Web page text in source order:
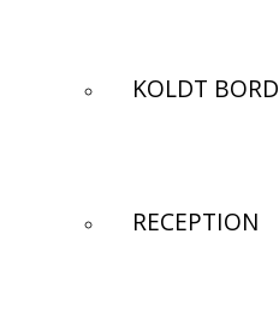
KOLDT BORD
RECEPTION